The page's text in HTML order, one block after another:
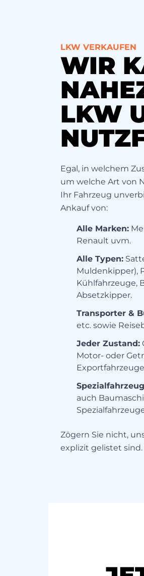
LKW VERKAUFEN
WIR
LKW
Egal, in welchem
um welche Art von
Ihr Fahrzeug
Ankauf von:
Alle Marken:
Renault uvm.
Alle Typen:
Muldenkipper),
Kühlfahrzeuge,
Absetzkipper.
Transporter &
etc. sowie
Jeder Zustand:
Motor- oder
auch
Zögern Sie nicht,
explizit gelistet